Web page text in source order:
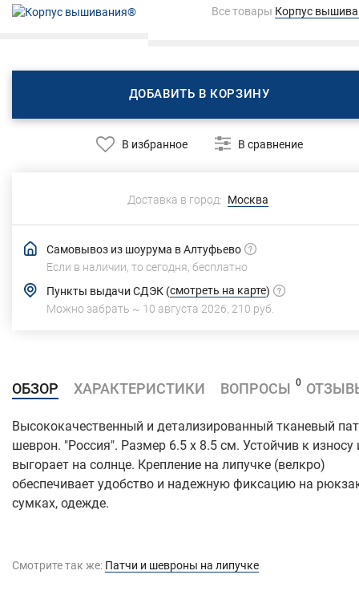
Все товары Корпус
ДОБАВИТЬ В КОРЗИНУ
В избранное В сравнение
Доставка в город: Москва
Самовывоз из шоурума в Алтуфьево
Если в наличии, то сегодня, бесплатно
Пункты выдачи СДЭК (смотреть на карте)
Можно забрать ~ 10 августа 2026 210 руб.
ОБЗОР ХАРАКТЕРИСТИКИ ВОПРОСЫ 0
Высококачественный и детализированный тканевый
шеврон. "Россия". Размер 6.5 x 8.5 см. Устойчив к износу
выгорает на солнце. Крепление на липучке (велкро)
обеспечивает удобство и надежную фиксацию на
сумках, одежде.
Смотрите так же: Патчи и шевроны на липучке